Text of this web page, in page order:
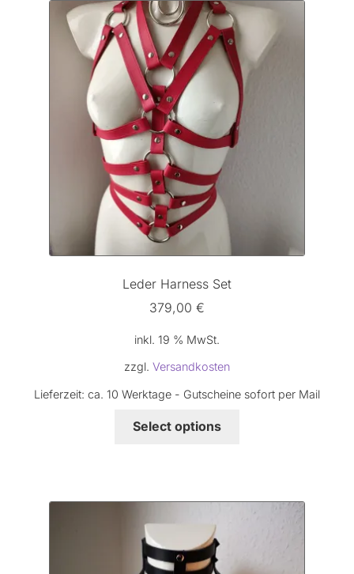
Leder Harness Set
379,00 €
inkl. 19 % MwSt.
zzgl. Versandkosten
Lieferzeit: ca. 10 Werktage - Gutscheine sofort per Mail
Select options